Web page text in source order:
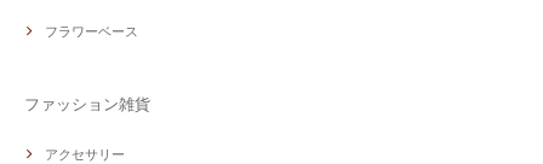
フラワーベース
ファッション雑貨
アクセサリー